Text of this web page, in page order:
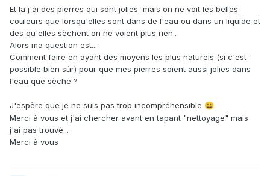
Et la j'ai des pierres qui sont jolies mais on ne voit les belles
couleurs que lorsqu'elles sont dans de l'eau ou dans un liquide et
des qu'elles sèchent on ne voient plus rien..
Alors ma question est....
Comment faire en ayant des moyens les plus naturels (si c'est
possible bien sûr) pour que mes pierres soient aussi jolies dans
l'eau que sèche ?
J'espère que je ne suis pas trop incompréhensible 😀.
Merci à vous et j'ai chercher avant en tapant "nettoyage" mais
j'ai pas trouvé...
Merci à vous